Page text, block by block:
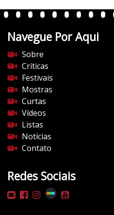
Navegue Por Aqui
Sobre
Críticas
Festivais
Mostras
Curtas
Vídeos
Listas
Notícias
Contato
Redes Sociais